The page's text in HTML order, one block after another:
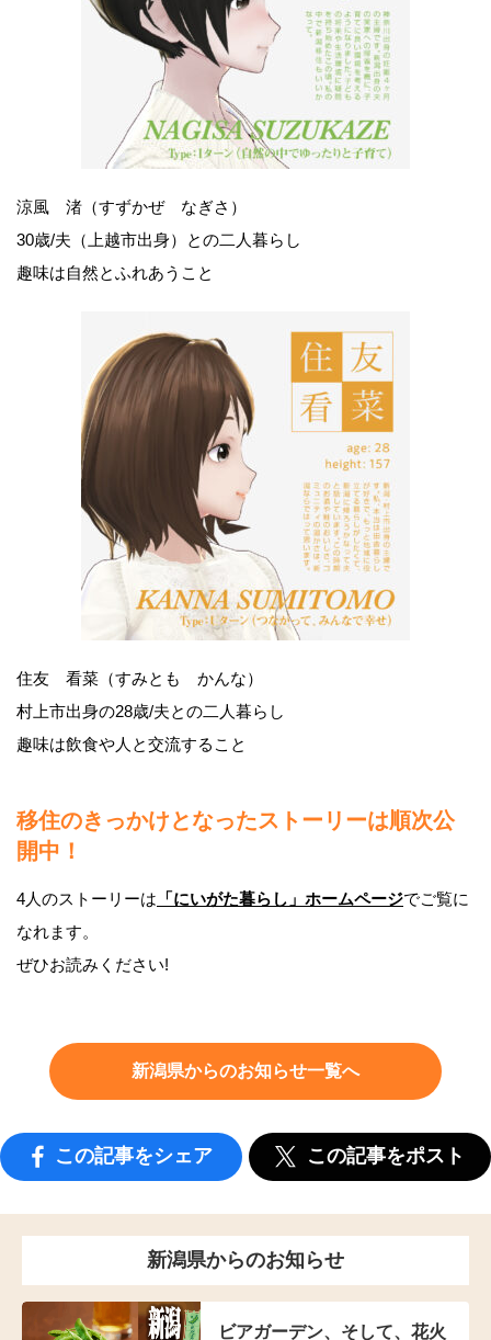
涼風 渚（すずかぜ なぎさ）
30歳/夫（上越市出身）との二人暮らし
趣味は自然とふれあうこと
住友 看菜（すみとも かんな）
村上市出身の28歳/夫との二人暮らし
趣味は飲食や人と交流すること
移住のきっかけとなったストーリーは順次公
開中！
4人のストーリーは 「にいがた暮らし」ホームページでご覧に
なれます。
ぜひお読みください!
新潟県からのお知らせ一覧へ
この記事をシェア この記事をポスト
新潟県からのお知らせ
ビアガーデン、そして、花火